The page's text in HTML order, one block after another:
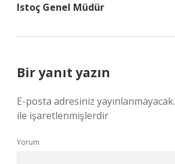
Istoç Genel Müdür
Bir yanıt yazın
E-posta adresiniz yayınlanmayacak.
ile işaretlenmişlerdir
Yorum